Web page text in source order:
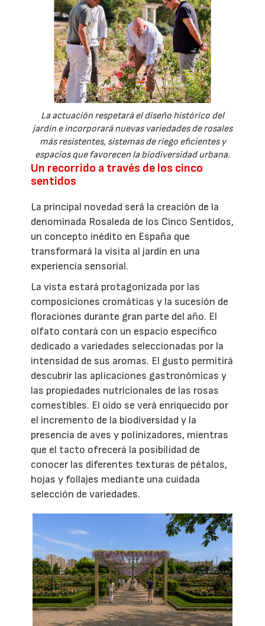
La actuación respetará el diseño histórico del
jardín e incorporará nuevas variedades de rosales
más resistentes, sistemas de riego eficientes y
espacios que favorecen la biodiversidad urbana.
Un recorrido a través de los cinco
sentidos
La principal novedad será la creación de la
denominada Rosaleda de los Cinco Sentidos,
un concepto inédito en España que
transformará la visita al jardín en una
experiencia sensorial.
La vista estará protagonizada por las
composiciones cromáticas y la sucesión de
floraciones durante gran parte del año. El
olfato contará con un espacio específico
dedicado a variedades seleccionadas por la
intensidad de sus aromas. El gusto permitirá
descubrir las aplicaciones gastronómicas y
las propiedades nutricionales de las rosas
comestibles. El oído se verá enriquecido por
el incremento de la biodiversidad y la
presencia de aves y polinizadores, mientras
que el tacto ofrecerá la posibilidad de
conocer las diferentes texturas de pétalos,
hojas y follajes mediante una cuidada
selección de variedades.